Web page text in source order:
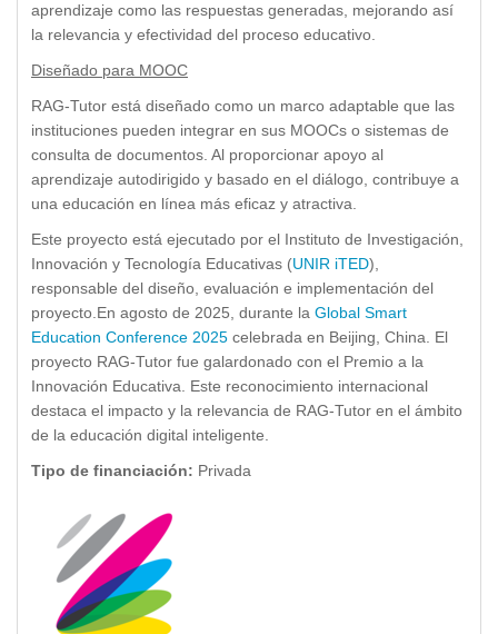
aprendizaje como las respuestas generadas, mejorando así
la relevancia y efectividad del proceso educativo.
Diseñado para MOOC
RAG-Tutor está diseñado como un marco adaptable que las
instituciones pueden integrar en sus MOOCs o sistemas de
consulta de documentos. Al proporcionar apoyo al
aprendizaje autodirigido y basado en el diálogo, contribuye a
una educación en línea más eficaz y atractiva.
Este proyecto está ejecutado por el Instituto de Investigación,
Innovación y Tecnología Educativas (UNIR iTED),
responsable del diseño, evaluación e implementación del
proyecto.En agosto de 2025, durante la Global Smart
Education Conference 2025 celebrada en Beijing, China. El
proyecto RAG-Tutor fue galardonado con el Premio a la
Innovación Educativa. Este reconocimiento internacional
destaca el impacto y la relevancia de RAG-Tutor en el ámbito
de la educación digital inteligente.
Tipo de financiación: Privada